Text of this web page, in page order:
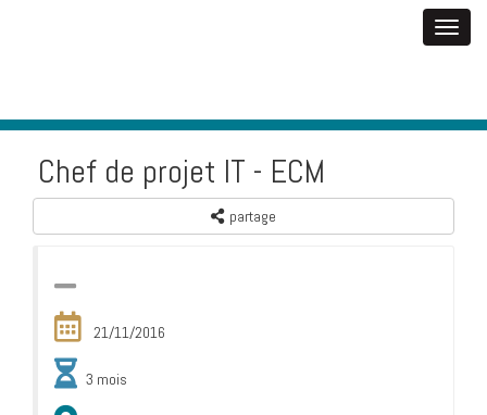
Chef de projet IT - ECM
partage
21/11/2016
3 mois